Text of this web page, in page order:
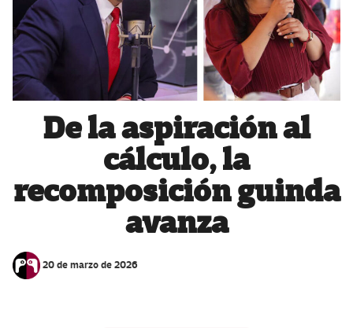
De la aspiración al
cálculo, la
recomposición guinda
avanza
20 de marzo de 2026